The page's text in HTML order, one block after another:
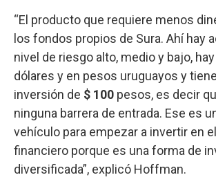
“El producto que requiere menos
los fondos propios de Sura. Ahí hay
nivel de riesgo alto, medio y bajo,
dólares y en pesos uruguayos y
inversión de $ 100 pesos, es decir
ninguna barrera de entrada. Ese es
vehículo para empezar a invertir en
financiero porque es una forma de
diversificada”, explicó Hoffman.